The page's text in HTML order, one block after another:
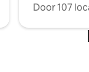
Door 107